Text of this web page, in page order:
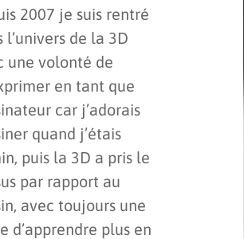
2007 je suis rentré
l’univers de la 3D
une volonté de
en tant que
car j’adorais
quand j’étais
puis la 3D a pris le
par rapport au
avec toujours une
d’apprendre plus en